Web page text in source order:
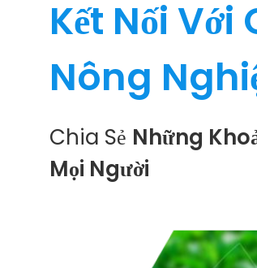
Kết Nối
Nông
Chia Sẻ Những
Mọi Người